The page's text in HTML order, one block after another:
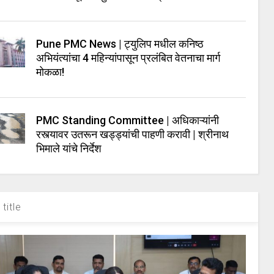
Pune PMC News | ट्युलिप मधील कनिष्ठ
अभियंत्यांचा 4 महिन्यांपासून प्रलंबित वेतनाचा मार्ग
मोकळा!
PMC Standing Committee | अधिकाऱ्यांनी
रस्त्यावर उतरून खड्ड्यांची पाहणी करावी | श्रीनाथ
भिमाले यांचे निर्देश